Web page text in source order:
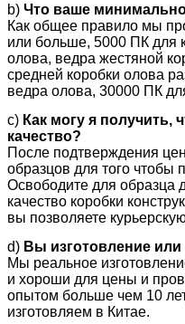
Политура:
Shinny
MOQ:
10,000PCS
Срок поставки:
через 4-5
Термины
компенсации:
Торговые
термины:
FOB, CIF,
Сертификат:
ISO,
НАДЗОРУ
Способность:
Мы имеем
b) Что ваше
Как общее правило мы
или больше, 5000 ПК для
олова, ведра жестяной
средней коробки олова
ведра олова, 30000 ПК
c) Как могу я получить,
качество?
После подтверждения
образцов для того чтобы
Освободите для образца
качество коробки
вы позволяете
d) Вы изготовление
Мы реальное
и хороши для цены и
опытом больше чем 10
изготовляем в Китае.